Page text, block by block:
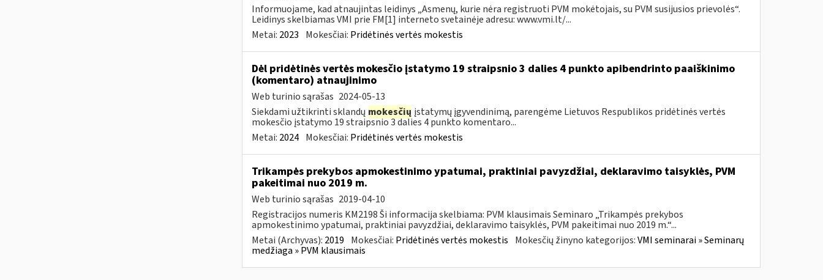
Informuojame, kad atnaujintas leidinys „Asmenų, kurie nėra registruoti PVM mokėtojais, su PVM susijusios prievolės“.
Leidinys skelbiamas VMI prie FM[1] interneto svetainėje adresu: www.vmi.lt/...
Metai: 2023 Mokesčiai: Pridėtinės vertės mokestis
Dėl pridėtinės vertės mokesčio įstatymo 19 straipsnio 3 dalies 4 punkto apibendrinto paaiškinimo
(komentaro) atnaujinimo
Web turinio sąrašas 2024-05-13
Siekdami užtikrinti sklandų mokesčių įstatymų įgyvendinimą, parengėme Lietuvos Respublikos pridėtinės vertės
mokesčio įstatymo 19 straipsnio 3 dalies 4 punkto komentaro...
Metai: 2024 Mokesčiai: Pridėtinės vertės mokestis
Trikampės prekybos apmokestinimo ypatumai, praktiniai pavyzdžiai, deklaravimo taisyklės, PVM
pakeitimai nuo 2019 m.
Web turinio sąrašas 2019-04-10
Registracijos numeris KM2198 Ši informacija skelbiama: PVM klausimais Seminaro „Trikampės prekybos
apmokestinimo ypatumai, praktiniai pavyzdžiai, deklaravimo taisyklės, PVM pakeitimai nuo 2019 m.“...
Metai (Archyvas): 2019 Mokesčiai: Pridėtinės vertės mokestis Mokesčių žinyno kategorijos:VMI seminarai » Seminarų
medžiaga » PVM klausimais